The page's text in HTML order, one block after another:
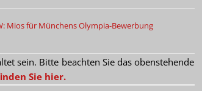
Mios für Münchens Olympia-Bewerbung
sein. Bitte beachten Sie das obenstehende
Sie hier.